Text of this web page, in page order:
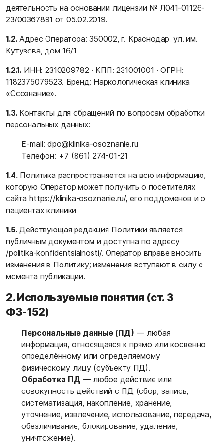
деятельность на основании лицензии № Л041-01126-
23/00367891 от 05.02.2019.
1.2.Адрес Оператора: 350002, г. Краснодар, ул. им.
Кутузова, дом 16/1.
1.2.1. ИНН: 2310209782 · КПП: 231001001 · ОГРН:
1182375079523. Бренд: Наркологическая клиника
«Осознание».
1.3.Контакты для обращений по вопросам обработки
персональных данных:
E-mail: dpo@klinika-osoznanie.ru
Телефон: +7 (861) 274-01-21
1.4.Политика распространяется на всю информацию,
которую Оператор может получить о посетителях
сайтаhttps://klinika-osoznanie.ru/, его поддоменов и о
пациентах клиники.
1.5.Действующая редакция Политики является
публичным документом и доступна по адресу
/politika-konfidentsialnosti/. Оператор вправе вносить
изменения в Политику; изменения вступают в силу с
момента публикации.
2. Используемые понятия (ст. 3
ФЗ-152)
Персональные данные (ПД) — любая
информация, относящаяся к прямо или косвенно
определённому или определяемому
физическому лицу (субъекту ПД).
Обработка ПД — любое действие или
совокупность действий с ПД (сбор, запись,
систематизация, накопление, хранение,
уточнение, извлечение, использование, передача,
обезличивание, блокирование, удаление,
уничтожение).